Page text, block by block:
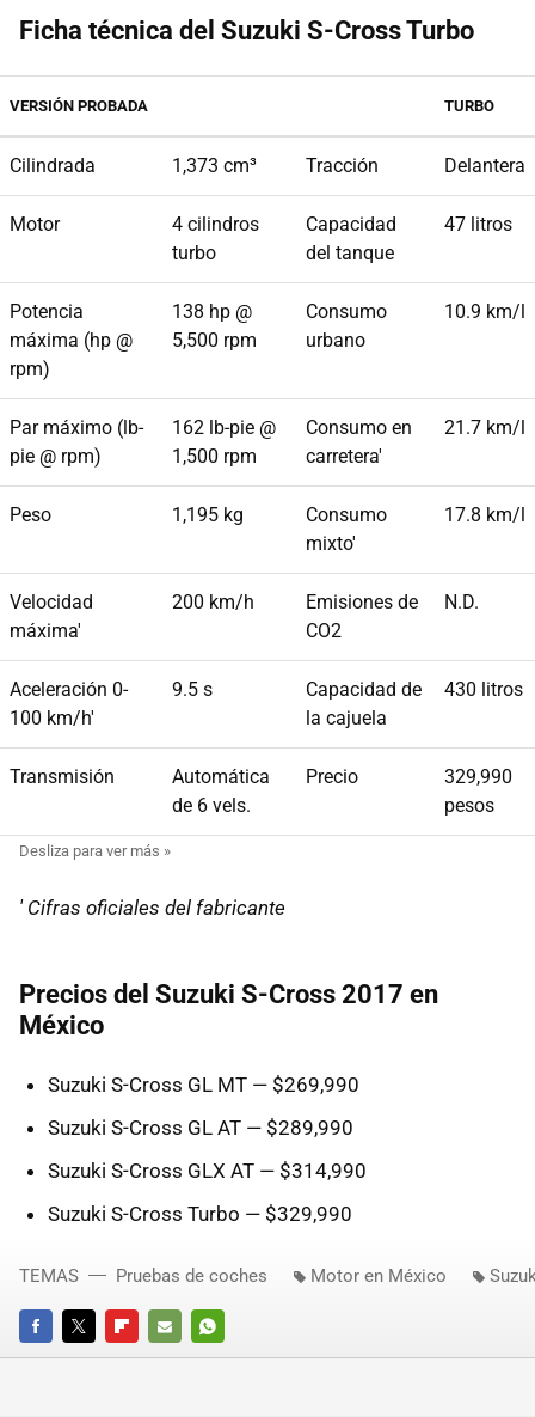
Ficha técnica del Suzuki S-Cross Turbo
VERSIÓN PROBADA TURBO
Cilindrada 1,373 cm³ Tracción Delantera
Motor
4 cilindros
turbo
Capacidad
del tanque
47 litros
Potencia
máxima (hp @
rpm)
138 hp @
5,500 rpm
Consumo
urbano
10.9 km/l
Par máximo (lb-
pie @ rpm)
162 lb-pie @
1,500 rpm
Consumo en
carretera'
21.7 km/l
Peso 1,195 kg
Consumo
mixto'
17.8 km/l
Velocidad
máxima'
200 km/h
Emisiones de
CO2
N.D.
Aceleración 0-
100 km/h'
9.5 s
Capacidad de
la cajuela
430 litros
Transmisión
Automática
de 6 vels.
Precio
329,990
pesos
' Cifras oficiales del fabricante
Precios del Suzuki S-Cross 2017 en
México
Suzuki S-Cross GL MT — $269,990
Suzuki S-Cross GL AT — $289,990
Suzuki S-Cross GLX AT — $314,990
Suzuki S-Cross Turbo — $329,990
FACEBOOKTWITTERFLIPBOARD
E-
WHATSAPP
TEMAS Pruebas de coches Motor en México